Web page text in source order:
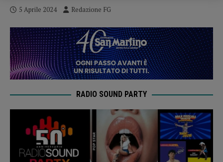
5 Aprile 2024 Redazione FG
RADIO SOUND PARTY